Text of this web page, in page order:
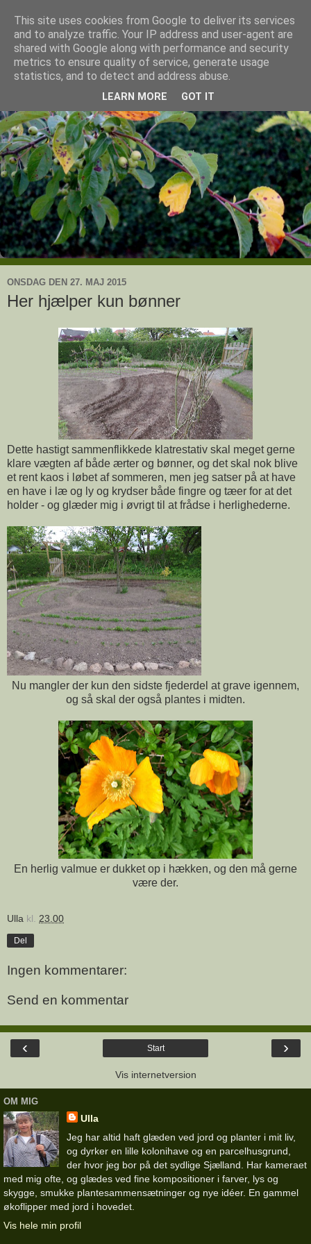
Ullas have
- en knoldesparkers betragtninger
ONSDAG DEN 27. MAJ 2015
Her hjælper kun bønner
Dette hastigt sammenflikkede klatrestativ skal meget gerne
klare vægten af både ærter og bønner, og det skal nok blive
et rent kaos i løbet af sommeren, men jeg satser på at have
en have i læ og ly og krydser både fingre og tæer for at det
holder - og glæder mig i øvrigt til at frådse i herlighederne.
Nu mangler der kun den sidste fjederdel at grave igennem,
og så skal der også plantes i midten.
En herlig valmue er dukket op i hækken, og den må gerne
være der.
Ulla kl. 23.00
Del
Ingen kommentarer:
Send en kommentar
‹ ›
Start
Vis internetversion
OM MIG
Ulla
Jeg har altid haft glæden ved jord og planter i mit liv,
og dyrker en lille kolonihave og en parcelhusgrund,
der hvor jeg bor på det sydlige Sjælland. Har kameraet
med mig ofte, og glædes ved fine kompositioner i farver, lys og
skygge, smukke plantesammensætninger og nye idéer. En gammel
økoflipper med jord i hovedet.
Vis hele min profil
This site uses cookies from Google to deliver its services
and to analyze traffic. Your IP address and user-agent are
shared with Google along with performance and security
metrics to ensure quality of service, generate usage
statistics, and to detect and address abuse.
LEARN MORE GOT IT